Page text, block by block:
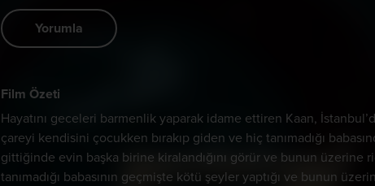
Yorumla
Film Özeti
Hayatını geceleri barmenlik yaparak idame ettiren Kaan,
çareyi kendisini çocukken bırakıp giden ve hiç tanımadığı
gittiğinde evin başka birine kiralandığını görür ve bunun üzerine
tanımadığı babasının geçmişte kötü şeyler yaptığı ve bunun